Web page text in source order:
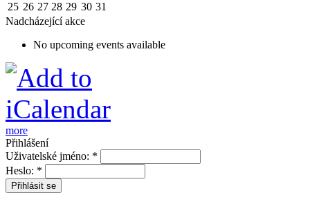
25 26 27 28 29 30 31
Nadcházející akce
No upcoming events available
more
Přihlášení
Uživatelské jméno: *
Heslo: *
Přihlásit se